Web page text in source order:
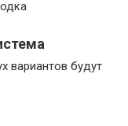
вариантов будут